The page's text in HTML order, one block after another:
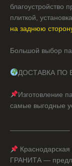
благоустройство
плиткой, установка
на заднюю
Большой выбор
ДОСТАВКА ПО
Изготовление
самые выгодные
ГРАНИТА —